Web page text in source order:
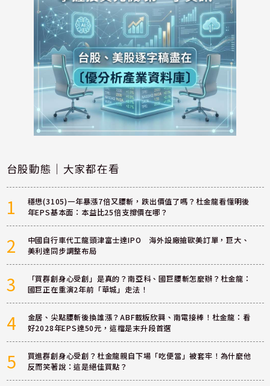
台股動態｜大家都在看
1
穩懋(3105)一年暴漲7倍又腰斬，跌出價值了嗎？杜金龍看懂明後
年EPS基本面：本益比25倍支撐價在哪？
2
中國自行車代工龍頭津富士達IPO 海外設廠搶歐美訂單，巨大、
美利達同步調整布局
3
「買群創身心受創」是真的？南亞科、國巨腰斬怎麼辦？杜金龍：
國巨正在重演2年前「華城」走法！
4
金居、尖點腰斬後換誰漲？ABF載板欣興、南電接棒！杜金龍：看
好2028年EPS達50元，這檔是末升段首選
5
買進群創身心受創？杜金龍親自下場「吃便當」被套牢！為什麼他
反而笑著說：這是絕佳買點？